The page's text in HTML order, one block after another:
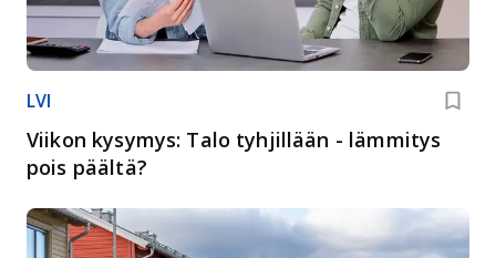
LVI
Viikon kysymys: Talo tyhjillään - lämmitys
pois päältä?